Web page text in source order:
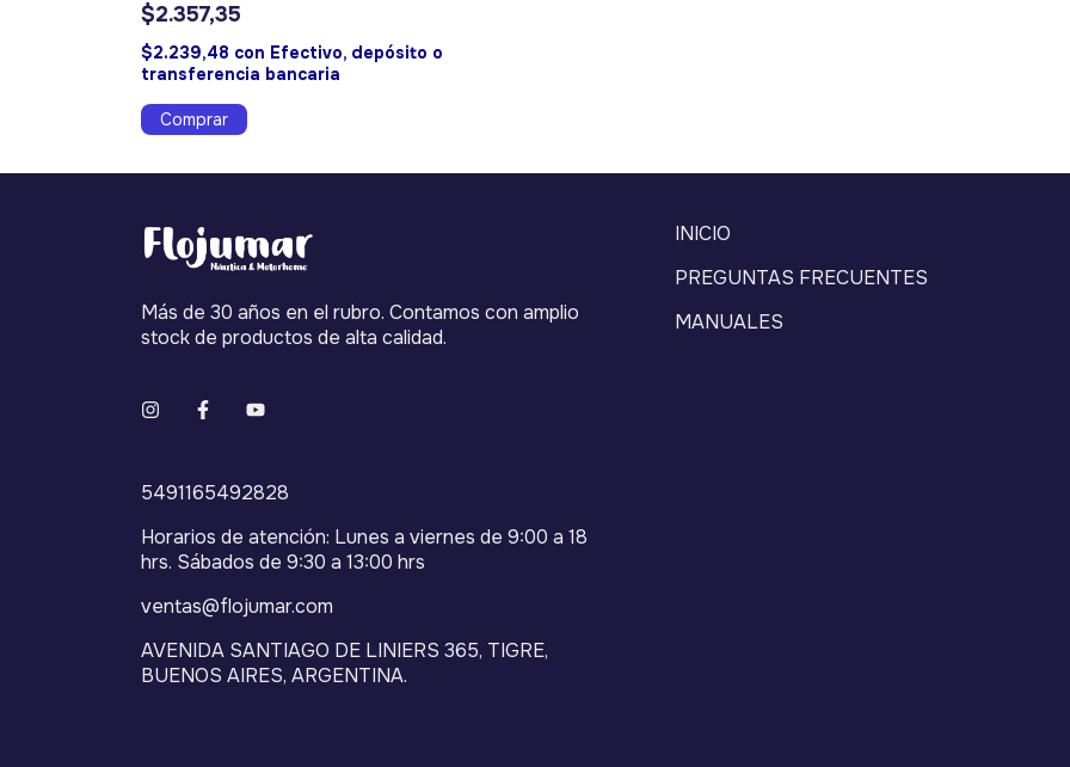
$2.357,35
$2.239,48 con Efectivo, depósito o
transferencia bancaria
Más de 30 años en el rubro. Contamos con amplio
stock de productos de alta calidad.
5491165492828
Horarios de atención: Lunes a viernes de 9:00 a 18
hrs. Sábados de 9:30 a 13:00 hrs
ventas@flojumar.com
AVENIDA SANTIAGO DE LINIERS 365, TIGRE,
BUENOS AIRES, ARGENTINA.
INICIO
PREGUNTAS FRECUENTES
MANUALES